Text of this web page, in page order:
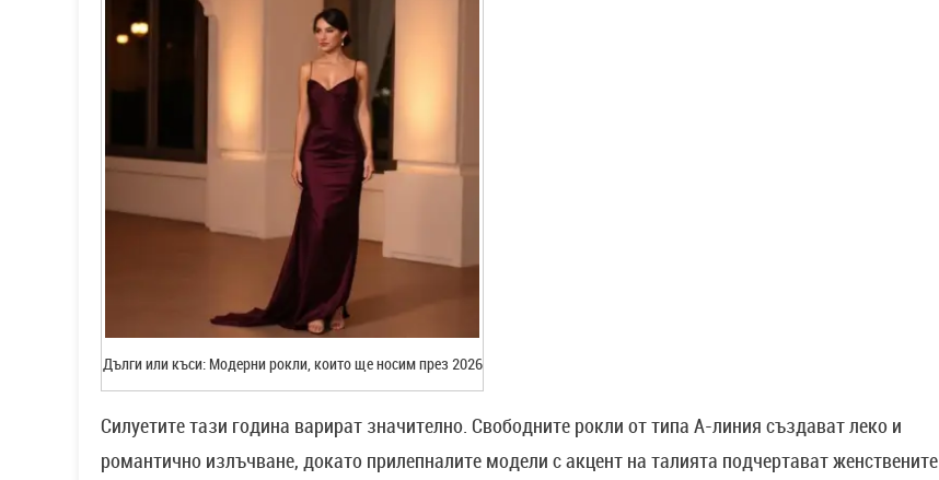
Дълги или къси: Модерни рокли, които ще носим през 2026
Силуетите тази година варират значително. Свободните рокли от типа А-линия създават леко и
романтично излъчване, докато прилепналите модели с акцент на талията подчертават женствените